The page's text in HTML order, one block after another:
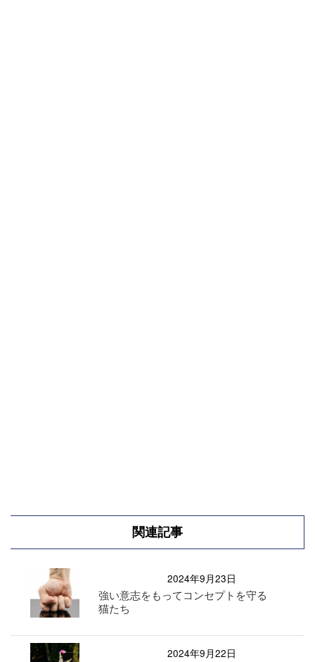
関連記事
2024年9月23日
強い意志をもってコンセプトを守る
猫たち
2024年9月22日